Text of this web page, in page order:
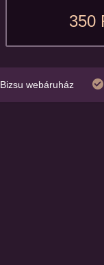
350
Bizsu webáruház